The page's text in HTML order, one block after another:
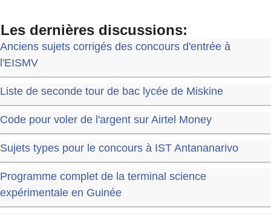
Les dernières discussions:
Anciens sujets corrigés des concours d'entrée à
l'EISMV
Liste de seconde tour de bac lycée de Miskine
Code pour voler de l'argent sur Airtel Money
Sujets types pour le concours à IST Antananarivo
Programme complet de la terminal science
expérimentale en Guinée